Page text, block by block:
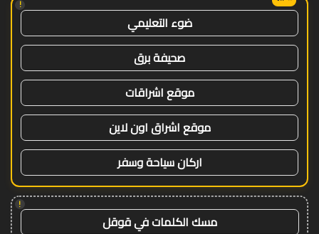
!
ضوء التعليمي
صحيفة برق
موقع اشراقات
موقع اشراق اون لاين
اركان سياحة وسفر
!
مسك الكلمات في قوقل